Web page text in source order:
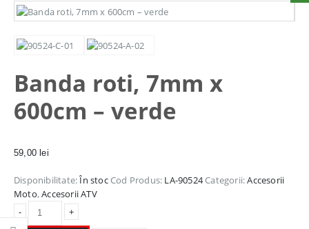
Banda roti, 7mm x
600cm – verde
59,00 lei
Disponibilitate:În stocCod Produs: LA-90524Categorii:Accesorii
Moto,Accesorii ATV
-
+